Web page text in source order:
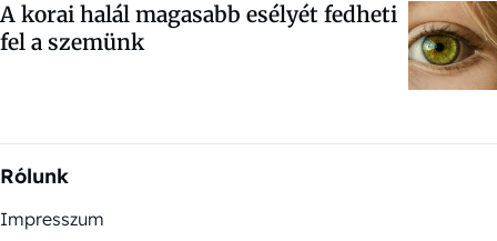
A korai halál magasabb esélyét fedheti
fel a szemünk
Rólunk
Impresszum